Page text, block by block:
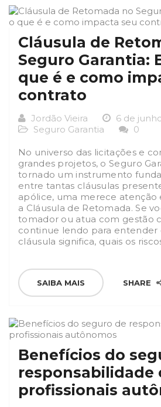
Cláusula de
Seguro Garantia:
que é e como
contrato
Jordão Vieira
6 de
Seguro Garantia
0
No universo das licitações e
grandes projetos, o Seguro
tornado um instrumento
entre tantas cláusulas
apólice, uma merece atenção
a Cláusula de Retomada. Se
tomador ou atua com gestão
continue lendo para entender
cláusula significa, quais os
SAIBA MAIS SHARE
Benefícios do
responsabilidade
profissionais